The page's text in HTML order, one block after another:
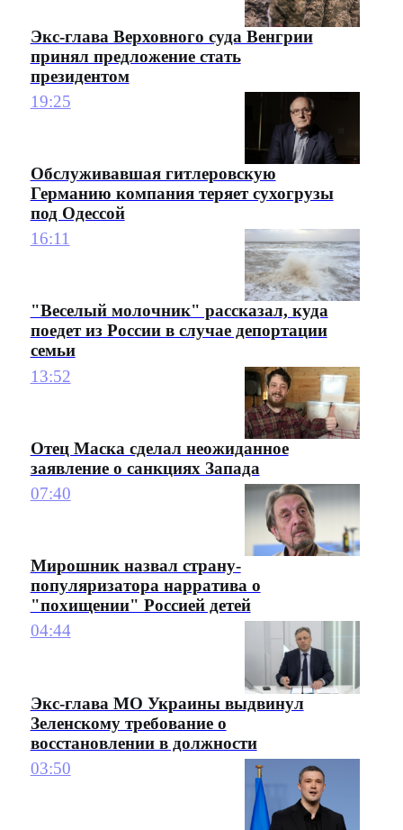
Экс-глава Верховного суда Венгрии
принял предложение стать
президентом
19:25
Обслуживавшая гитлеровскую
Германию компания теряет сухогрузы
под Одессой
16:11
"Веселый молочник" рассказал, куда
поедет из России в случае депортации
семьи
13:52
Отец Маска сделал неожиданное
заявление о санкциях Запада
07:40
Мирошник назвал страну-
популяризатора нарратива о
"похищении" Россией детей
04:44
Экс-глава МО Украины выдвинул
Зеленскому требование о
восстановлении в должности
03:50